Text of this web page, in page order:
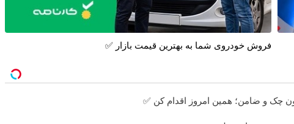
فروش خودروی شما به بهترین قیمت بازار ✅